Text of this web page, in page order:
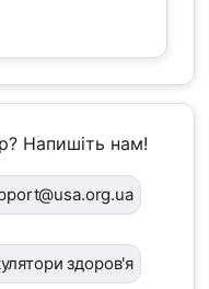
Напишіть нам!
здоров'я